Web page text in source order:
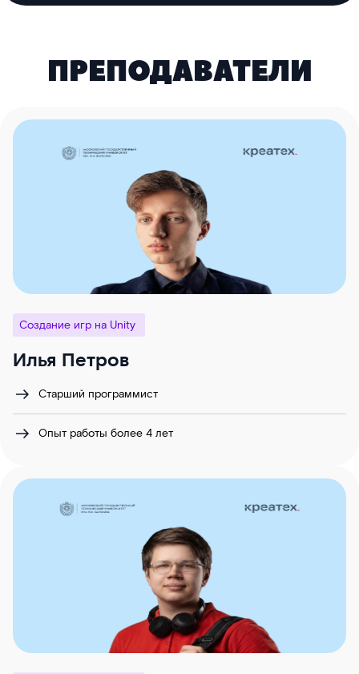
ПРЕПОДАВАТЕЛИ
Создание игр на Unity
Илья Петров
Старший программист
Опыт работы более 4 лет